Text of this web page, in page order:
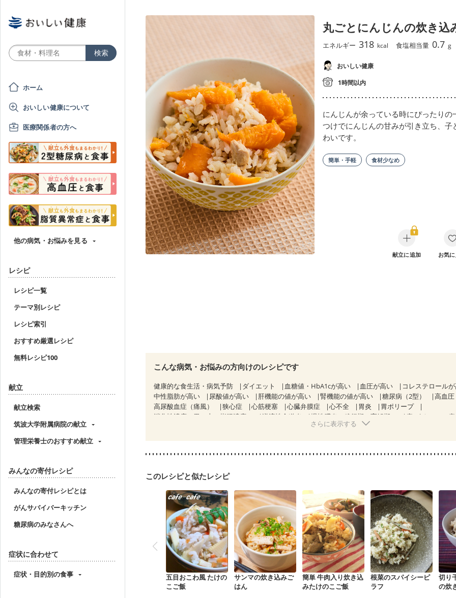
ホーム
おいしい健康について
医療関係者の方へ
他の病気・お悩みを見る
レシピ
レシピ一覧
テーマ別レシピ
レシピ索引
おすすめ厳選レシピ
無料レシピ100
献立
献立検索
筑波大学附属病院の献立
管理栄養士のおすすめ献立
みんなの寄付レシピ
みんなの寄付レシピとは
がんサバイバーキッチン
糖尿病のみなさんへ
症状に合わせて
症状・目的別の食事
丸ごとにんじんの炊き込
エネルギー 318 kcal 食塩相当量 0.7 g
おいしい健康
1時間以内
にんじんが余っている時にぴったりの
つけでにんじんの甘みが引き立ち、子
わいです。
簡単・手軽 食材少なめ
献立に追加 お気
こんな病気・お悩みの方向けのレシピです
健康的な食生活・病気予防 ダイエット 血糖値・HbA1cが高い 血圧が高い
コレステロール
中性脂肪が高い
尿酸値が高い 肝機能の値が高い 腎機能の値が高い 糖尿病（2型） 高血圧
高尿酸血症（痛風）
狭心症 心筋梗塞 心臓弁膜症 心不全 胃炎
胃ポリープ
消化性潰瘍（胃・十二指腸潰瘍）
逆流性食道炎 慢性膵炎（移行期・寛解期） 痔
クローン
CKD（ステージ１）
大腸がん治療を終えた方・経過観察中の方
大腸がん（抗がん剤治療中）
大腸がん（放射線治療
妊婦健診・血圧が気になる（初期）
フレイル（年齢に合わせた体作り）
低栄養予防 貧血対策 ニキビ・肌荒れ 妊活中 更年期
さらに表示する
このレシピと似たレシピ
五目おこわ風 たけの
こご飯
サンマの炊き込みご
はん
簡単 牛肉入り炊き込
みたけのこご飯
根菜のスパイシーピ
ラフ
切り
の炊